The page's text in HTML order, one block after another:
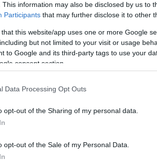
This information may also be disclosed by us to
Participants that may further disclose it to other
that this website/app uses one or more Google
but not limited to your visit or usage
to Google and its third-party tags to use your
consent section.
Data Processing Opt Outs
opt-out of the Sharing of my personal data.
opt-out of the Sale of my Personal Data.
kívüli okot igazolni tudja, még a
pótolhatja az elmaradt írásbeli vizsgát,
vizsgaeredménnyel rendelkezik
gondoskodnia. Azok a vizsgázók, akik a
írásbeli vizsgájukra, az elmúlt évi
a 2021/2022-es tanévben egy alkalommal
a vizsgát.